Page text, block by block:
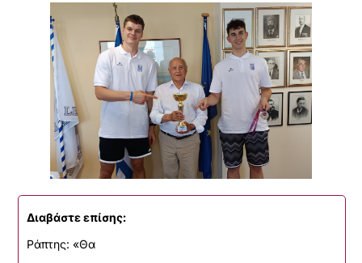
Διαβάστε επίσης:
Ράπτης: «Θα